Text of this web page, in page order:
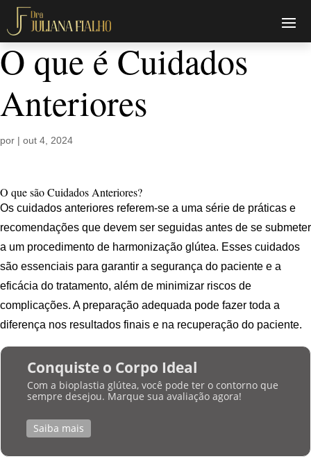
O que é Cuidados
Anteriores
por | out 4, 2024
O que são Cuidados Anteriores?
Os cuidados anteriores referem-se a uma série de práticas e
recomendações que devem ser seguidas antes de se submeter
a um procedimento de harmonização glútea. Esses cuidados
são essenciais para garantir a segurança do paciente e a
eficácia do tratamento, além de minimizar riscos de
complicações. A preparação adequada pode fazer toda a
diferença nos resultados finais e na recuperação do paciente.
Conquiste o Corpo Ideal
Com a bioplastia glútea, você pode ter o contorno que
sempre desejou. Marque sua avaliação agora!
Saiba mais